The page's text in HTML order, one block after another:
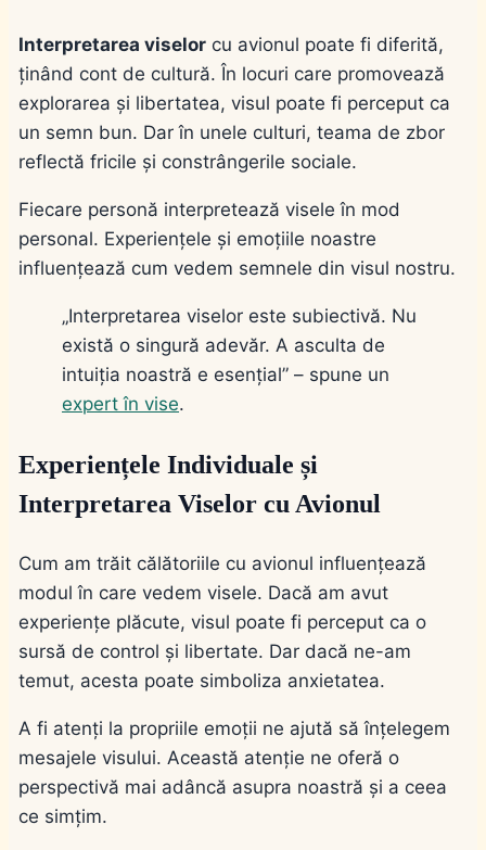
Interpretarea viselor cu avionul poate fi diferită,
ținând cont de cultură. În locuri care promovează
explorarea și libertatea, visul poate fi perceput ca
un semn bun. Dar în unele culturi, teama de zbor
reflectă fricile și constrângerile sociale.
Fiecare personă interpretează visele în mod
personal. Experiențele și emoțiile noastre
influențează cum vedem semnele din visul nostru.
„Interpretarea viselor este subiectivă. Nu
există o singură adevăr. A asculta de
intuiția noastră e esențial” – spune un
expert în vise.
Experiențele Individuale și
Interpretarea Viselor cu Avionul
Cum am trăit călătoriile cu avionul influențează
modul în care vedem visele. Dacă am avut
experiențe plăcute, visul poate fi perceput ca o
sursă de control și libertate. Dar dacă ne-am
temut, acesta poate simboliza anxietatea.
A fi atenți la propriile emoții ne ajută să înțelegem
mesajele visului. Această atenție ne oferă o
perspectivă mai adâncă asupra noastră și a ceea
ce simțim.